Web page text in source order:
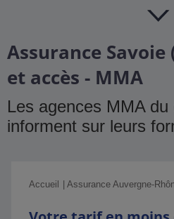
Assurance Savoie
et accès - MMA
Les agences MMA
informent sur leurs
Accueil Assurance Auvergne-